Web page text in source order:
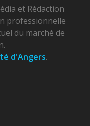
et Rédaction
professionnelle
du marché de
d'Angers.